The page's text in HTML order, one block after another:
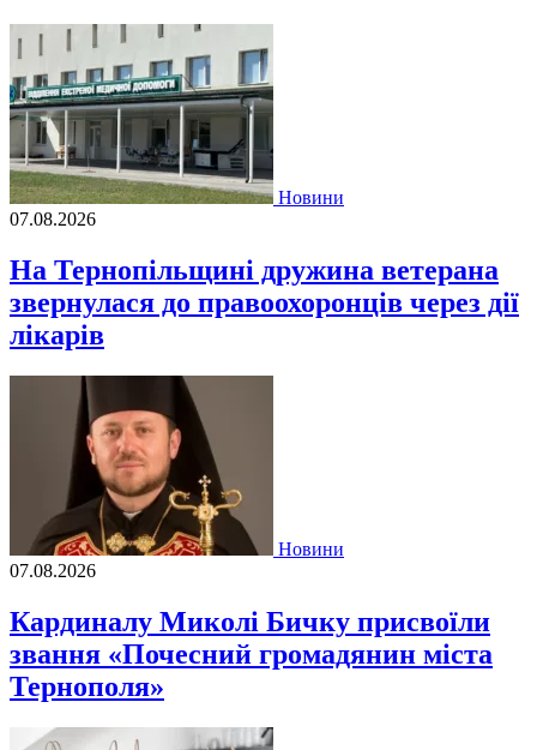
Новини
07.08.2026
На Тернопільщині дружина ветерана
звернулася до правоохоронців через дії
лікарів
Новини
07.08.2026
Кардиналу Миколі Бичку присвоїли
звання «Почесний громадянин міста
Тернополя»